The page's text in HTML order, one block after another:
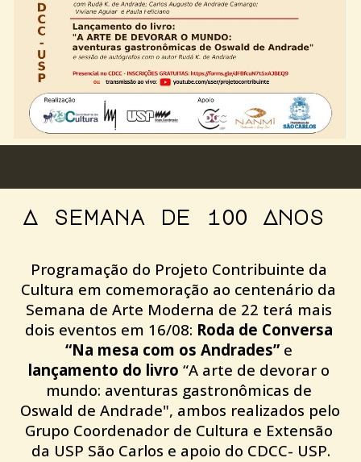
A semana de 1 00 Anos
Programação do Projeto Contribuinte da
Cultura em comemoração ao centenário da
Semana de Arte Moderna de 22 terá mais
dois eventos em 16/08: Roda de Conversa
“Na mesa com os Andrades”
lançamento do livro “A arte de devorar o
mundo: aventuras gastronômicas de
Oswald de Andrade", ambos realizados pelo
Grupo Coordenador de Cultura e Extensão
da USP São Carlos e apoio do CDCC- USP.